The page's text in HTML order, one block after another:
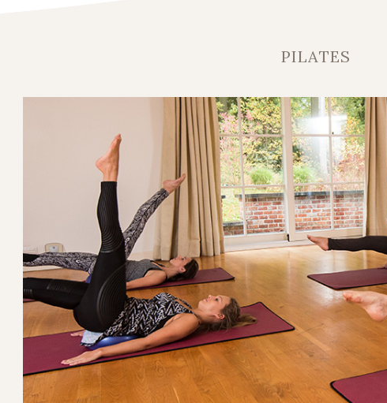
PILATES